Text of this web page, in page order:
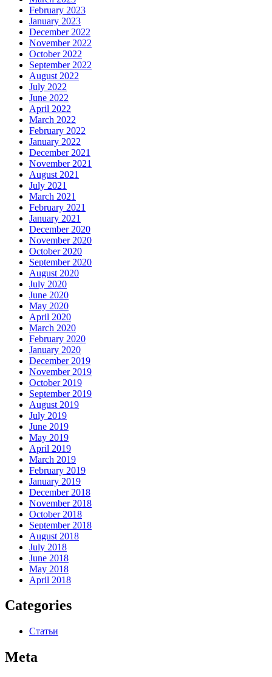
February 2023
January 2023
December 2022
November 2022
October 2022
September 2022
August 2022
July 2022
June 2022
April 2022
March 2022
February 2022
January 2022
December 2021
November 2021
August 2021
July 2021
March 2021
February 2021
January 2021
December 2020
November 2020
October 2020
September 2020
August 2020
July 2020
June 2020
May 2020
April 2020
March 2020
February 2020
January 2020
December 2019
November 2019
October 2019
September 2019
August 2019
July 2019
June 2019
May 2019
April 2019
March 2019
February 2019
January 2019
December 2018
November 2018
October 2018
September 2018
August 2018
July 2018
June 2018
May 2018
April 2018
Categories
Статьи
Meta